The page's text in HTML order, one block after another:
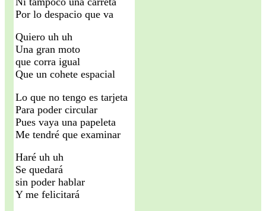
Por lo despacio que va
Quiero uh uh
Una gran moto
que corra igual
Que un cohete espacial
Lo que no tengo es tarjeta
Para poder circular
Pues vaya una papeleta
Me tendré que examinar
Haré uh uh
Se quedará
sin poder hablar
Y me felicitará